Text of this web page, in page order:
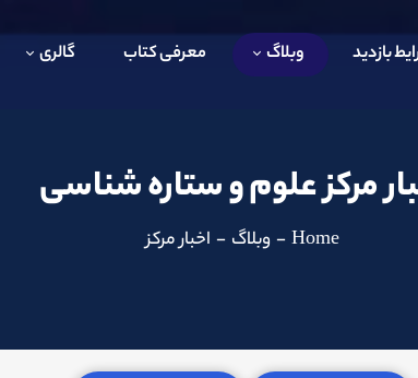
بازدید وبلاگ معرفی کتاب گالری
مرکز علوم و ستاره شناسی
Home
- وبلاگ - اخبار مرکز